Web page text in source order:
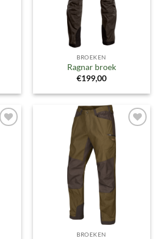
BROEKEN
Ragnar broek
€199,00
Toevoegen
BROEKEN